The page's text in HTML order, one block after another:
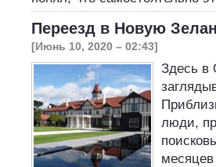
Переезд в Новую
[Июнь 10, 2020 – 02:43]
Здесь в
люди,